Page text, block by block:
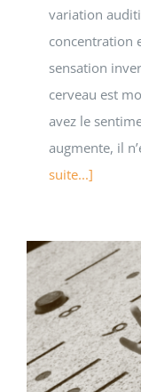
variation
concentration
sensation
cerveau est
avez le
augmente, il
suite...]